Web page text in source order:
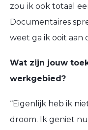
zou ik ook totaal
Documentaires
weet ga ik ooit aan
Wat zijn jouw
werkgebied?
“Eigenlijk heb ik
droom. Ik geniet